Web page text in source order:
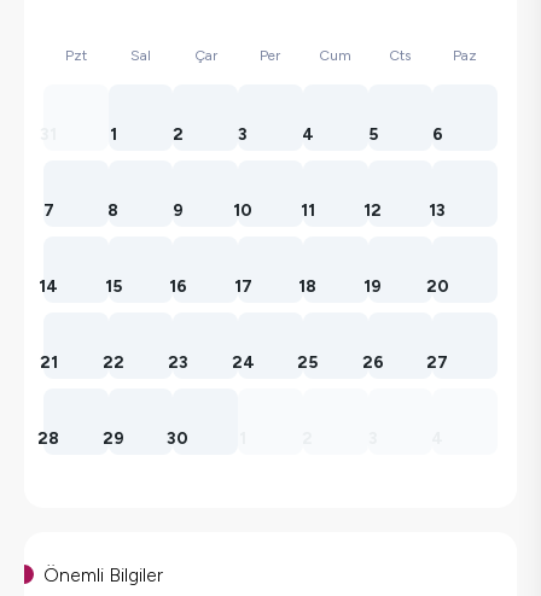
Pzt Sal Çar Per Cum Cts Paz
1 2 3 4 5 6
7 8 9 10 11 12 13
14 15 16 17 18 19 20
21 22 23 24 25 26 27
28 29 30
Önemli Bilgiler